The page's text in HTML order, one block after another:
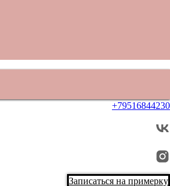
+79516844230
Записаться на примерку